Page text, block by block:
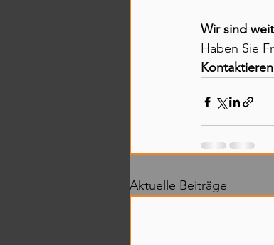
Wir sind
Haben Sie
Aktuelle Beiträge